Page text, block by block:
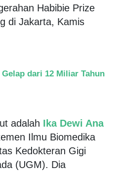
Habibie Prize
di Jakarta, Kamis
dari 12 Miliar Tahun
adalah Ika Dewi Ana
Ilmu Biomedika
Kedokteran Gigi
(UGM). Dia